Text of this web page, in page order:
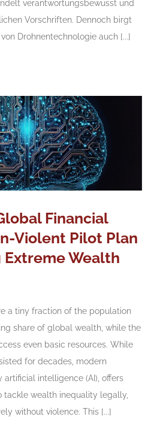
verantwortungsbewusst und
Vorschriften. Dennoch birgt
Drohnentechnologie auch [...]
Financial
Violent Pilot Plan
Wealth
a tiny fraction of the population
share of global wealth, while the
even basic resources. While
for decades, modern
intelligence (AI), offers
tackle wealth inequality legally,
without violence. This [...]